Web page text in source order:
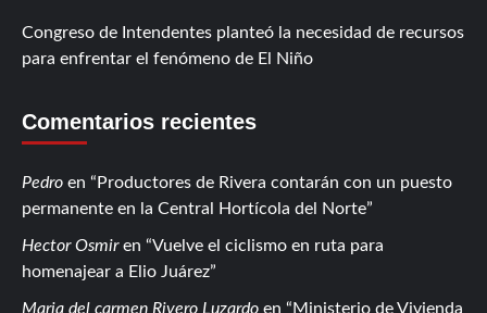
Congreso de Intendentes planteó la necesidad de recursos
para enfrentar el fenómeno de El Niño
Comentarios recientes
Pedro en
Productores de Rivera contarán con un puesto
permanente en la Central Hortícola del Norte
Hector Osmiren
Vuelve el ciclismo en ruta para
homenajear a Elio Juárez
Maria del carmen Rivero Luzardo en Ministerio de Vivienda